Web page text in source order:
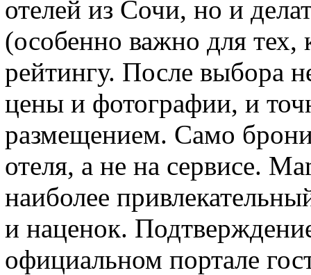
отелей из Сочи, но и
(особенно важно для тех,
рейтингу. После выбора
цены и фотографии, и
размещением. Само
отеля, а не на сервисе.
наиболее
и наценок.
официальном портале